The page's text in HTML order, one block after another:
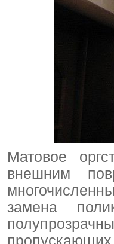
Матовое
внешним
замена